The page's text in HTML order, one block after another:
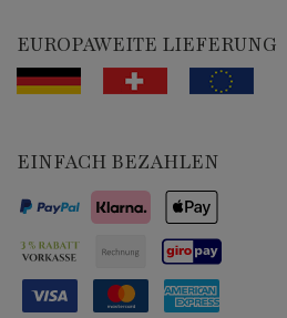
EUROPAWEITE LIEFERUNG
EINFACH BEZAHLEN